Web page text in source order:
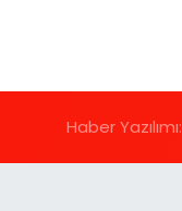
Haber Yazılımı: